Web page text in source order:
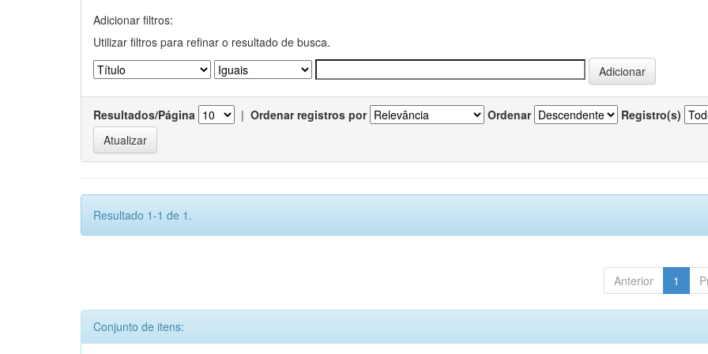
Adicionar filtros:
Utilizar filtros para refinar o resultado de busca.
Resultados/Página | Ordenar registros por Ordenar Registro(s)
Resultado 1-1 de 1.
Anterior 1
Conjunto de itens: